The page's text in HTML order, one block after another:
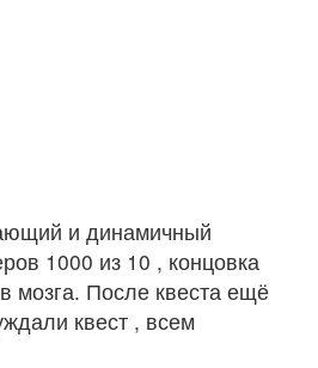
и динамичный
1000 из 10 , концовка
мозга. После квеста ещё
квест , всем